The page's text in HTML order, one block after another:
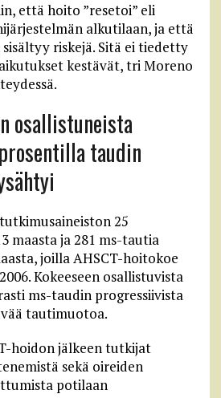
että hoito ”resetoi” eli
alkutilaan, ja että
riskejä. Sitä ei tiedetty
kestävät, tri Moreno
osallistuneista
taudin
25
maasta ja 281 ms-tautia
joilla AHSCT-hoitokoe
Kokeeseen osallistuvista
ms-taudin progressiivista
tautimuotoa.
hoidon jälkeen tutkijat
sekä oireiden
potilaan